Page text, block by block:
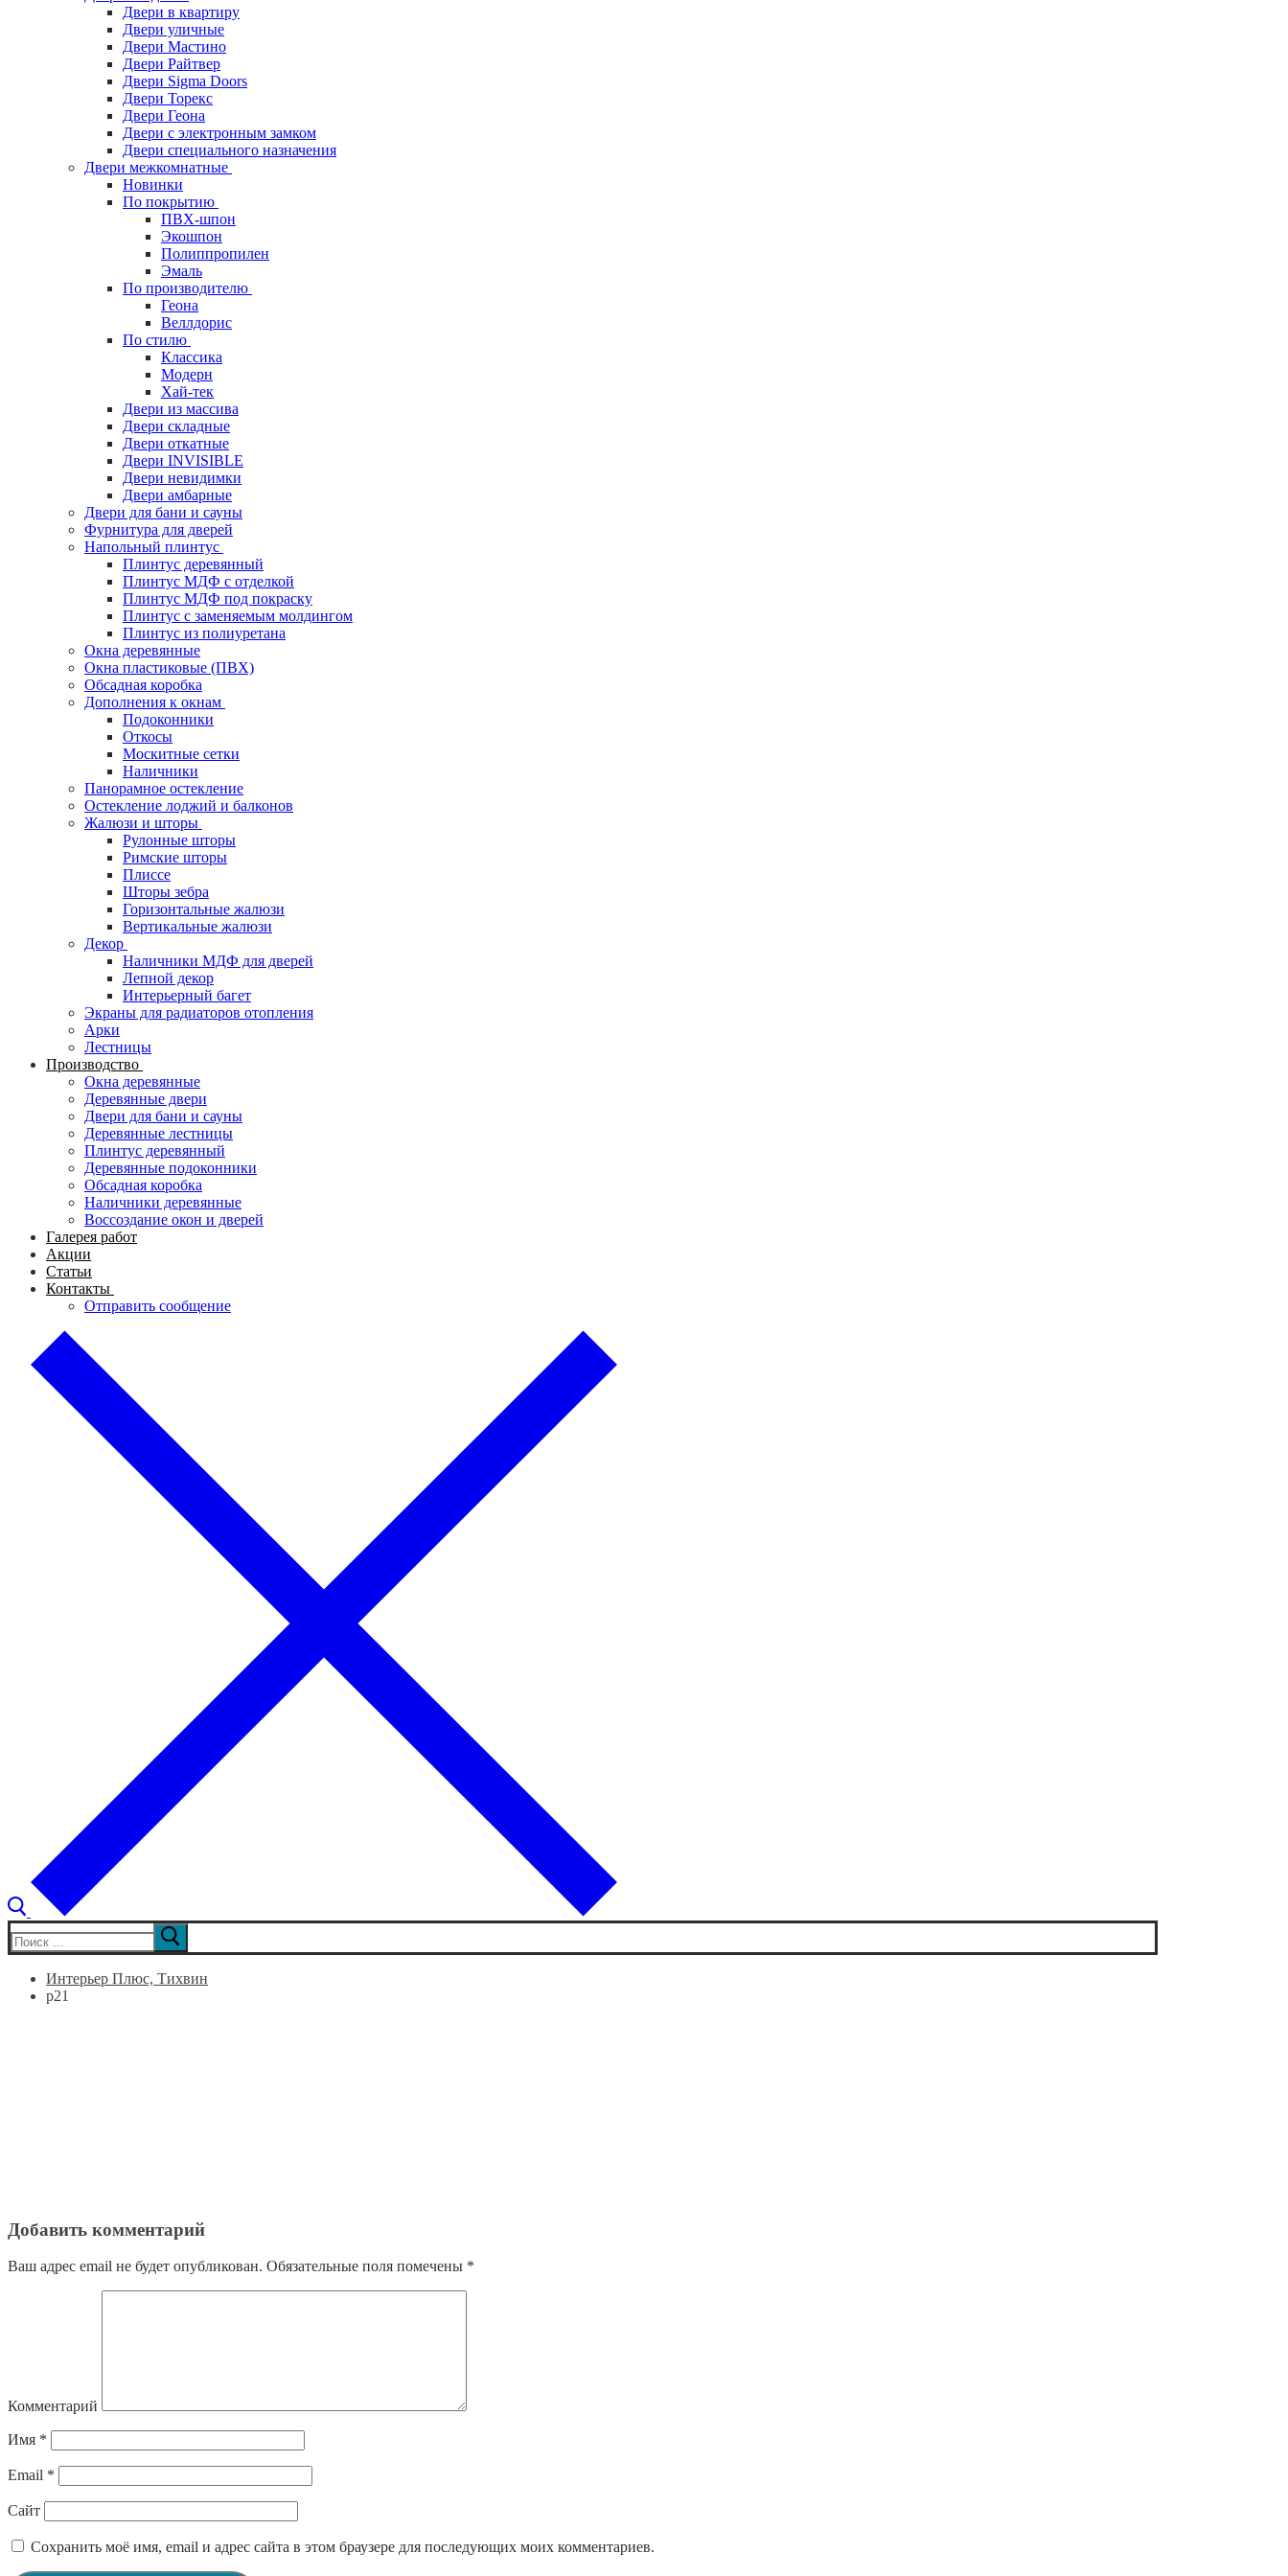
Двери в квартиру
Двери уличные
Двери Мастино
Двери Райтвер
Двери Sigma Doors
Двери Торекс
Двери Геона
Двери с электронным замком
Двери специального назначения
Двери межкомнатные
Новинки
По покрытию
ПВХ-шпон
Экошпон
Полиппропилен
Эмаль
По производителю
Геона
Веллдорис
По стилю
Классика
Модерн
Хай-тек
Двери из массива
Двери складные
Двери откатные
Двери INVISIBLE
Двери невидимки
Двери амбарные
Двери для бани и сауны
Фурнитура для дверей
Напольный плинтус
Плинтус деревянный
Плинтус МДФ с отделкой
Плинтус МДФ под покраску
Плинтус с заменяемым молдингом
Плинтус из полиуретана
Окна деревянные
Окна пластиковые (ПВХ)
Обсадная коробка
Дополнения к окнам
Подоконники
Откосы
Москитные сетки
Наличники
Панорамное остекление
Остекление лоджий и балконов
Жалюзи и шторы
Рулонные шторы
Римские шторы
Плиссе
Шторы зебра
Горизонтальные жалюзи
Вертикальные жалюзи
Декор
Наличники МДФ для дверей
Лепной декор
Интерьерный багет
Экраны для радиаторов отопления
Арки
Лестницы
Производство
Окна деревянные
Деревянные двери
Двери для бани и сауны
Деревянные лестницы
Плинтус деревянный
Деревянные подоконники
Обсадная коробка
Наличники деревянные
Воссоздание окон и дверей
Галерея работ
Акции
Статьи
Контакты
Отправить сообщение
Искать:
Интерьер Плюс, Тихвин
p21
Добавить комментарий
Ваш адрес email не будет опубликован. Обязательные поля помечены *
Комментарий
Имя *
Email *
Сайт
Сохранить моё имя, email и адрес сайта в этом браузере для последующих моих комментариев.